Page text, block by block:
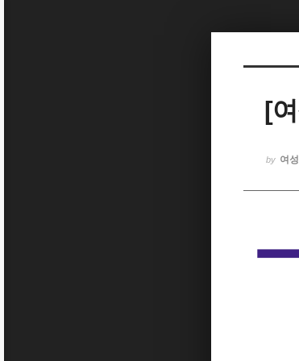
[
by 여
Sketchbook5, 스케치북5
Sketchbook5, 스케치북5